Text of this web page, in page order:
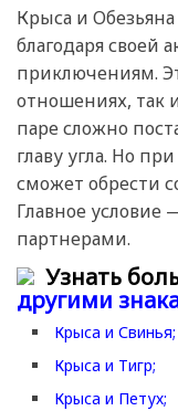
Крыса и
благодаря своей
приключениям.
отношениях, так
паре сложно
главу угла. Но
сможет обрести
Главное
партнерами.
Узнать
другими
Крыса и Свинья;
Крыса и Тигр;
Крыса и Петух;